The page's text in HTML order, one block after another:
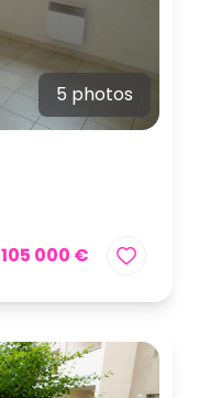
5 photos
105 000 €